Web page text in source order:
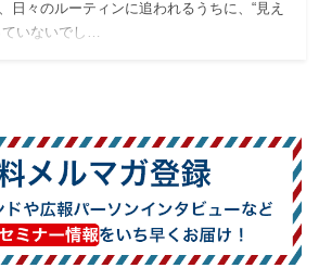
日々のルーティンに追われるうちに、“見え
ていないでし…